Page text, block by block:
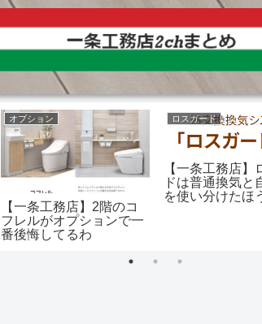
オプション
【一条工務店】2階のコ
フレルがオプションで一
番後悔してるわ
ロスガード
【一条工務店】
ドは普通換気と
を使い分けたほ